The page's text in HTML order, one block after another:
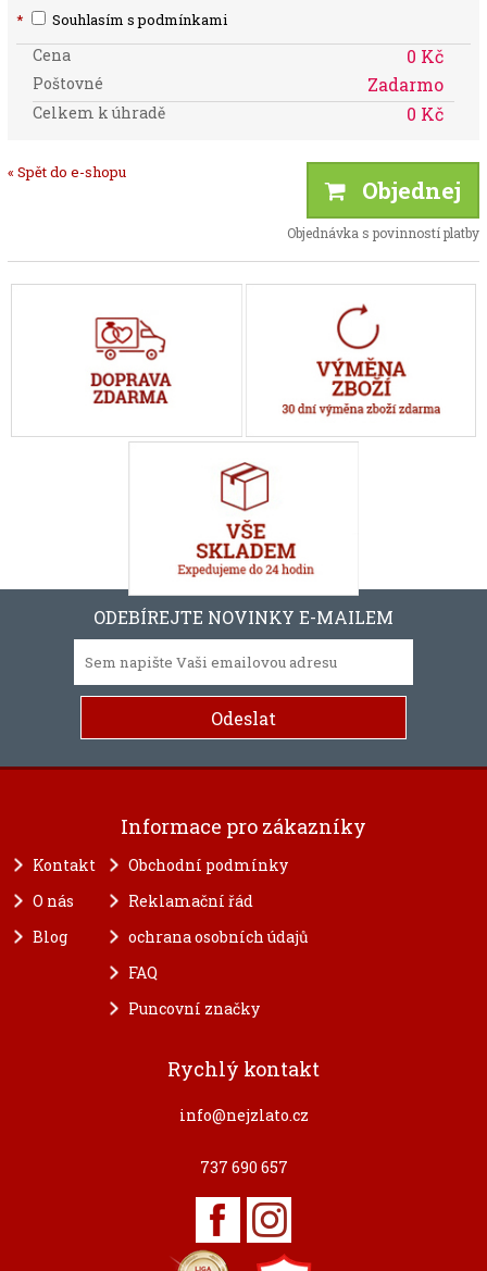
* Souhlasím s podmínkami
Cena 0 Kč
Poštovné Zadarmo
Celkem k úhradě 0 Kč
« Spět do e-shopu
Objednej
Objednávka s povinností platby
ODEBÍREJTE NOVINKY E-MAILEM
Informace pro zákazníky
Kontakt
O nás
Blog
Obchodní podmínky
Reklamační řád
ochrana osobních údajů
FAQ
Puncovní značky
Rychlý kontakt
info@nejzlato.cz
737 690 657